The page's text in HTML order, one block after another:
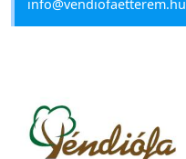
info@vendiofaetterem.hu